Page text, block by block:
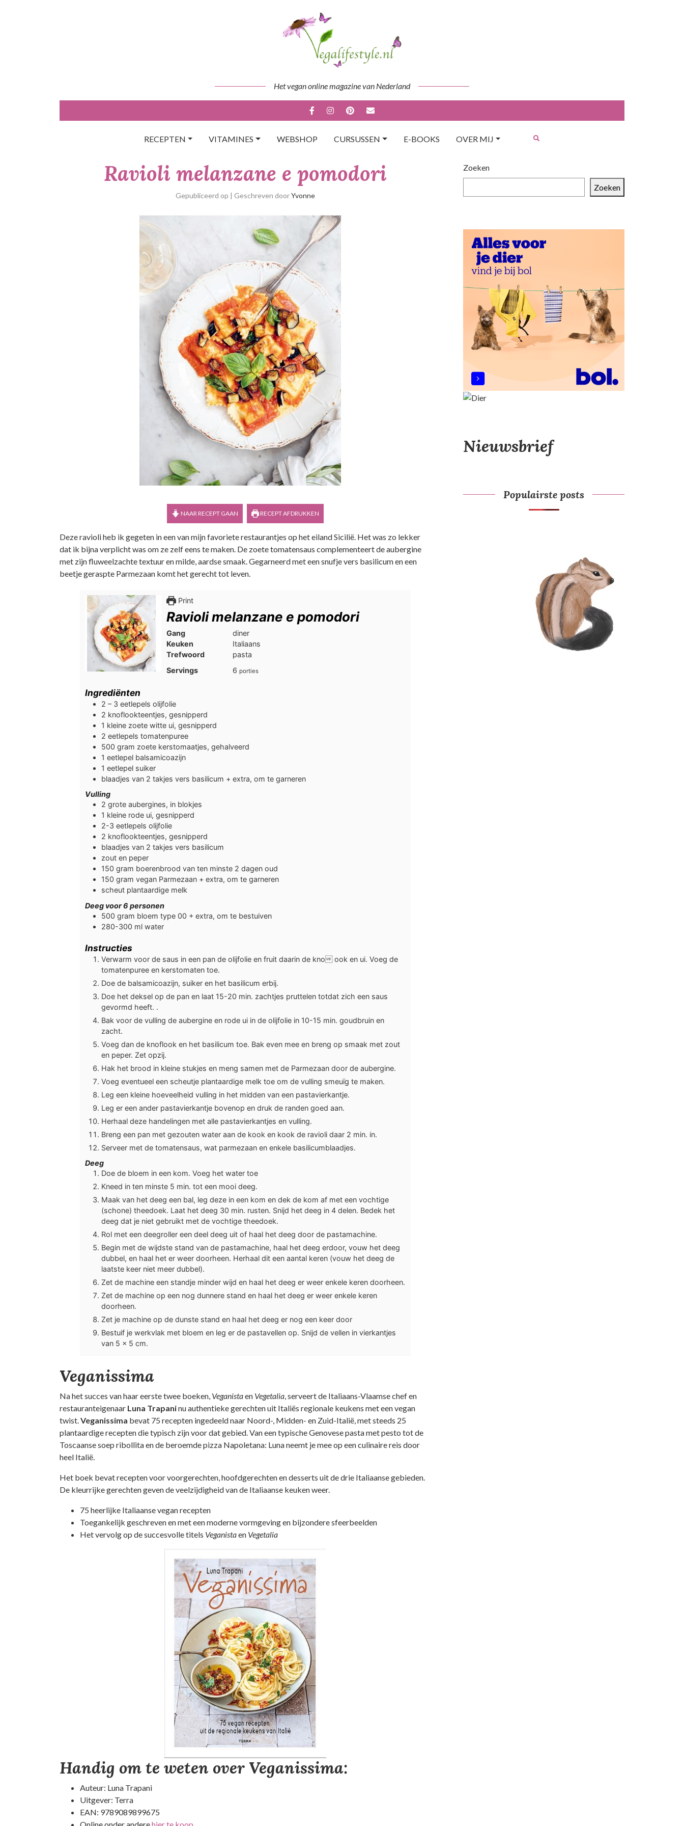
Het vegan online magazine van Nederland
RECEPTEN VITAMINES WEBSHOP CURSUSSEN E-BOOKS OVER MIJ
Ravioli melanzane e pomodori
Gepubliceerd op | Geschreven doorYvonne
NAAR RECEPT GAAN RECEPT AFDRUKKEN
Deze ravioli heb ik gegeten in een van mijn favoriete restaurantjes op het eiland Sicilië. Het was zo lekker
dat ik bijna verplicht was om ze zelf eens te maken. De zoete tomatensaus complementeert de aubergine
met zijn fluweelzachte textuur en milde, aardse smaak. Gegarneerd met een snufje vers basilicum en een
beetje geraspte Parmezaan komt het gerecht tot leven.
Print
Ravioli melanzane e pomodori
Gang
diner
Keuken
Italiaans
Trefwoord
pasta
Servings
6 porties
Ingrediënten
2 – 3 eetlepels olijfolie
2 knoflookteentjes, gesnipperd
1 kleine zoete witte ui, gesnipperd
2 eetlepels tomatenpuree
500 gram zoete kerstomaatjes, gehalveerd
1 eetlepel balsamicoazijn
1 eetlepel suiker
blaadjes van 2 takjes vers basilicum + extra, om te garneren
Vulling
2 grote aubergines, in blokjes
1 kleine rode ui, gesnipperd
2-3 eetlepels olijfolie
2 knoflookteentjes, gesnipperd
blaadjes van 2 takjes vers basilicum
zout en peper
150 gram boerenbrood van ten minste 2 dagen oud
150 gram vegan Parmezaan + extra, om te garneren
scheut plantaardige melk
Deeg voor 6 personen
500 gram bloem type 00 + extra, om te bestuiven
280-300 ml water
Instructies
Verwarm voor de saus in een pan de olijfolie en fruit daarin de kno ook en ui. Voeg de
tomatenpuree en kerstomaten toe.
Doe de balsamicoazijn, suiker en het basilicum erbij.
Doe het deksel op de pan en laat 15-20 min. zachtjes pruttelen totdat zich een saus
gevormd heeft. .
Bak voor de vulling de aubergine en rode ui in de olijfolie in 10-15 min. goudbruin en
zacht.
Voeg dan de knoflook en het basilicum toe. Bak even mee en breng op smaak met zout
en peper. Zet opzij.
Hak het brood in kleine stukjes en meng samen met de Parmezaan door de aubergine.
Voeg eventueel een scheutje plantaardige melk toe om de vulling smeuïg te maken.
Leg een kleine hoeveelheid vulling in het midden van een pastavierkantje.
Leg er een ander pastavierkantje bovenop en druk de randen goed aan.
Herhaal deze handelingen met alle pastavierkantjes en vulling.
Breng een pan met gezouten water aan de kook en kook de ravioli daar 2 min. in.
Serveer met de tomatensaus, wat parmezaan en enkele basilicumblaadjes.
Deeg
Doe de bloem in een kom. Voeg het water toe
Kneed in ten minste 5 min. tot een mooi deeg.
Maak van het deeg een bal, leg deze in een kom en dek de kom af met een vochtige
(schone) theedoek. Laat het deeg 30 min. rusten. Snijd het deeg in 4 delen. Bedek het
deeg dat je niet gebruikt met de vochtige theedoek.
Rol met een deegroller een deel deeg uit of haal het deeg door de pastamachine.
Begin met de wijdste stand van de pastamachine, haal het deeg erdoor, vouw het deeg
dubbel, en haal het er weer doorheen. Herhaal dit een aantal keren (vouw het deeg de
laatste keer niet meer dubbel).
Zet de machine een standje minder wijd en haal het deeg er weer enkele keren doorheen.
Zet de machine op een nog dunnere stand en haal het deeg er weer enkele keren
doorheen.
Zet je machine op de dunste stand en haal het deeg er nog een keer door
Bestuif je werkvlak met bloem en leg er de pastavellen op. Snijd de vellen in vierkantjes
van 5 x 5 cm.
Veganissima
Na het succes van haar eerste twee boeken, Veganistaen Vegetalia, serveert de Italiaans-Vlaamse chef en
restauranteigenaar Luna Trapaninu authentieke gerechten uit Italiës regionale keukens met een vegan
twist.Veganissima bevat 75 recepten ingedeeld naar Noord-, Midden- en Zuid-Italië, met steeds 25
plantaardige recepten die typisch zijn voor dat gebied. Van een typische Genovese pasta met pesto tot de
Toscaanse soep ribollita en de beroemde pizza Napoletana: Luna neemt je mee op een culinaire reis door
heel Italië.
Het boek bevat recepten voor voorgerechten, hoofdgerechten en desserts uit de drie Italiaanse gebieden.
De kleurrijke gerechten geven de veelzijdigheid van de Italiaanse keuken weer.
75 heerlijke Italiaanse vegan recepten
Toegankelijk geschreven en met een moderne vormgeving en bijzondere sfeerbeelden
Het vervolg op de succesvolle titels Veganistaen Vegetalia
Handig om te weten over Veganissima:
Auteur: Luna Trapani
Uitgever: Terra
EAN: 9789089899675
Zoeken
Zoeken
Nieuwsbrief
Populairste posts